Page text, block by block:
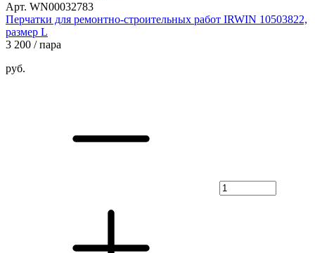
Арт. WN00032783
Перчатки для ремонтно-строительных работ IRWIN 10503822,
размер L
3 200 / пара
руб.